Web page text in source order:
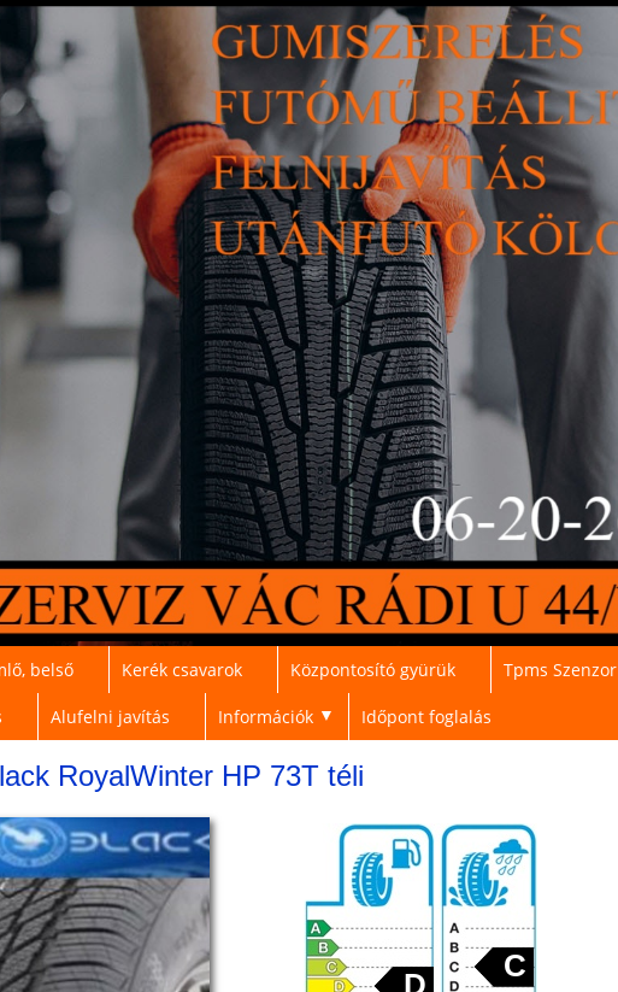
belső Kerék csavarok Központosító gyürük Tpms Szenzor
Alufelni javítás Információk ▼ Időpont foglalás
RoyalWinter HP 73T téli
C